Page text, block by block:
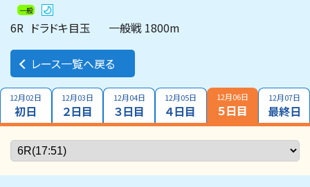
一般
6R ドラドキ目玉 一般戦 1800m
レース一覧へ戻る
12月02日
初日
12月03日
２日目
12月04日
３日目
12月05日
４日目
12月06日
５日目
12月07日
最終日